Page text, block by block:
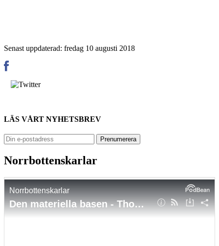
Senast uppdaterad: fredag 10 augusti 2018
LÄS VÅRT NYHETSBREV
Norrbottenskarlar